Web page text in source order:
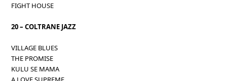
FIGHT HOUSE
20 – COLTRANE JAZZ
VILLAGE BLUES
THE PROMISE
KULU SE MAMA